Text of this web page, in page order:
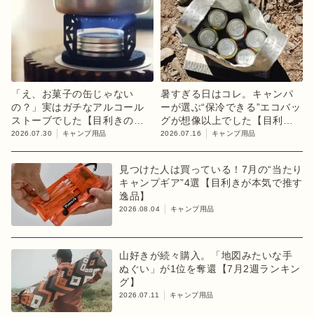
「え、お菓子の缶じゃない
の？」実はガチなアルコール
ストーブでした【目利きのキ
ャンプギア】
2026.07.30 キャンプ用品
暑すぎる日はコレ。キャンパ
ーが選ぶ“保冷できる”エコバッ
グが想像以上でした【目利き
のキャンプギア】
2026.07.16 キャンプ用品
見つけた人は買っている！7月の“当たり
キャンプギア”4選【目利きが本気で推す
逸品】
2026.08.04 キャンプ用品
山好きが続々購入。「地図みたいな手
ぬぐい」が1位を奪還【7月2週ランキン
グ】
2026.07.11 キャンプ用品